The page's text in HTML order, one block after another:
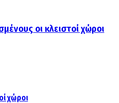
οι κλειστοί χώροι